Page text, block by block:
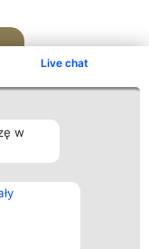
Live chat
w
Kontakt
Kontakt